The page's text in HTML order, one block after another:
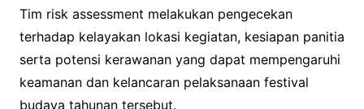
Tim risk assessment melakukan pengecekan
terhadap kelayakan lokasi kegiatan, kesiapan panitia
serta potensi kerawanan yang dapat mempengaruhi
keamanan dan kelancaran pelaksanaan festival
budaya tahunan tersebut.